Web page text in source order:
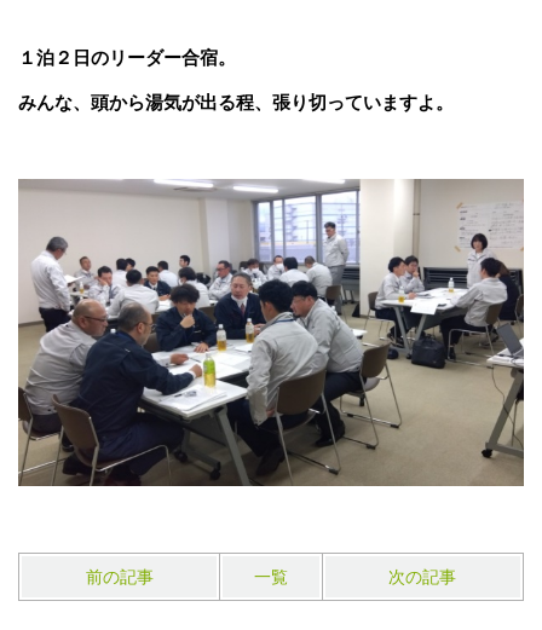
１泊２日のリーダー合宿。
みんな、頭から湯気が出る程、張り切っていますよ。
前の記事 一覧 次の記事